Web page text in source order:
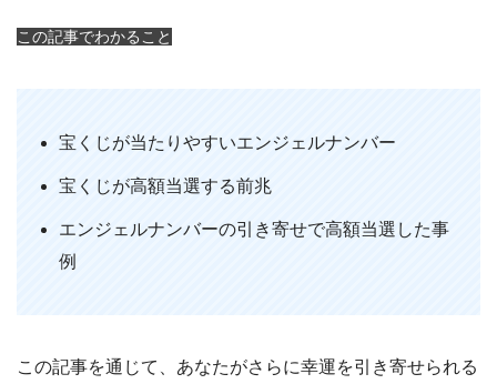
この記事でわかること
宝くじが当たりやすいエンジェルナンバー
宝くじが高額当選する前兆
エンジェルナンバーの引き寄せで高額当選した事
例
この記事を通じて、あなたがさらに幸運を引き寄せられる